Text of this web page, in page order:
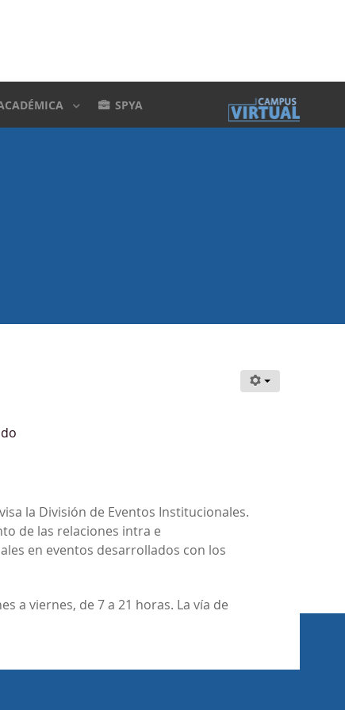
SPYA
la División de Eventos Institucionales.
de las relaciones intra e
en eventos desarrollados con los
a viernes, de 7 a 21 horas. La vía de